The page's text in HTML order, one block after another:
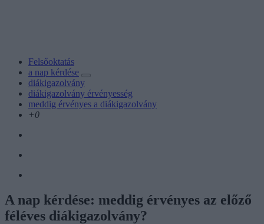
Felsőoktatás
a nap kérdése
diákigazolvány
diákigazolvány érvényesség
meddig érvényes a diákigazolvány
+0
A nap kérdése: meddig érvényes az előző
féléves diákigazolvány?